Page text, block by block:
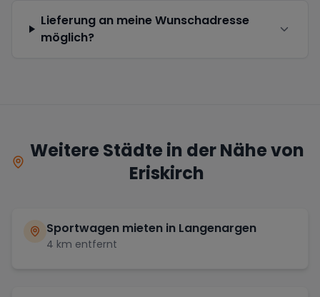
Lieferung an meine Wunschadresse
möglich?
Weitere Städte in der Nähe von
Eriskirch
Sportwagen mieten in Langenargen
4 km entfernt